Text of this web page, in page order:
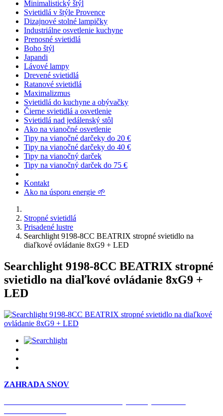
Minimalistický štýl
Svietidlá v štýle Provence
Dizajnové stolné lampičky
Industriálne osvetlenie kuchyne
Prenosné svietidlá
Boho štýl
Japandi
Lávové lampy
Drevené svietidlá
Ratanové svietidlá
Maximalizmus
Svietidlá do kuchyne a obývačky
Čierne svietidlá a osvetlenie
Svietidlá nad jedálenský stôl
Ako na vianočné osvetlenie
Tipy na vianočné darčeky do 20 €
Tipy na vianočné darčeky do 40 €
Tipy na vianočný darček
Tipy na vianočný darček do 75 €
Kontakt
Ako na úsporu energie 🌱
Stropné svietidlá
Prisadené lustre
Searchlight 9198-8CC BEATRIX stropné svietidlo na
diaľkové ovládanie 8xG9 + LED
Searchlight 9198-8CC BEATRIX stropné
svietidlo na diaľkové ovládanie 8xG9 +
LED
ZAHRADA SNOV